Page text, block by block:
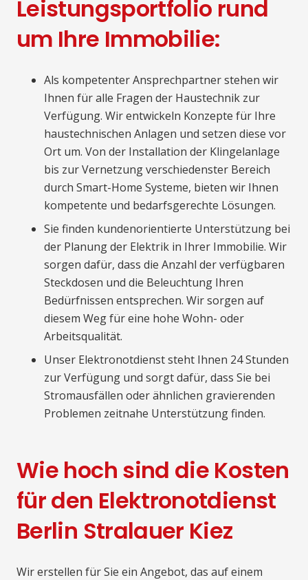
Leistungsportfolio rund
um Ihre Immobilie:
Als kompetenter Ansprechpartner stehen wir
Ihnen für alle Fragen der Haustechnik zur
Verfügung. Wir entwickeln Konzepte für Ihre
haustechnischen Anlagen und setzen diese vor
Ort um. Von der Installation der Klingelanlage
bis zur Vernetzung verschiedenster Bereich
durch Smart-Home Systeme, bieten wir Ihnen
kompetente und bedarfsgerechte Lösungen.
Sie finden kundenorientierte Unterstützung bei
der Planung der Elektrik in Ihrer Immobilie. Wir
sorgen dafür, dass die Anzahl der verfügbaren
Steckdosen und die Beleuchtung Ihren
Bedürfnissen entsprechen. Wir sorgen auf
diesem Weg für eine hohe Wohn- oder
Arbeitsqualität.
Unser Elektronotdienst steht Ihnen 24 Stunden
zur Verfügung und sorgt dafür, dass Sie bei
Stromausfällen oder ähnlichen gravierenden
Problemen zeitnahe Unterstützung finden.
Wie hoch sind die Kosten
für den Elektronotdienst
Berlin Stralauer Kiez
Wir erstellen für Sie ein Angebot, das auf einem